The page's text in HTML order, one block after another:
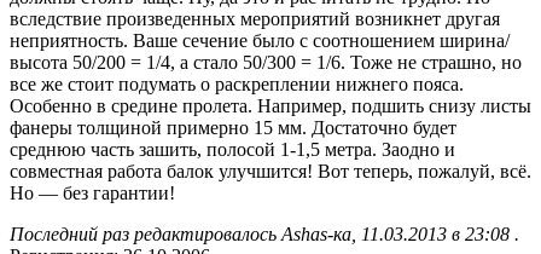
вследствие произведенных мероприятий возникнет другая
неприятность. Ваше сечение было с соотношением ширина/
высота 50/200 = 1/4, а стало 50/300 = 1/6. Тоже не страшно, но
все же стоит подумать о раскреплении нижнего пояса.
Особенно в средине пролета. Например, подшить снизу листы
фанеры толщиной примерно 15 мм. Достаточно будет
среднюю часть зашить, полосой 1-1,5 метра. Заодно и
совместная работа балок улучшится! Вот теперь, пожалуй, всё.
Но — без гарантии!
Последний раз редактировалось Аshаs-ка, 11.03.2013 в 23:08 .